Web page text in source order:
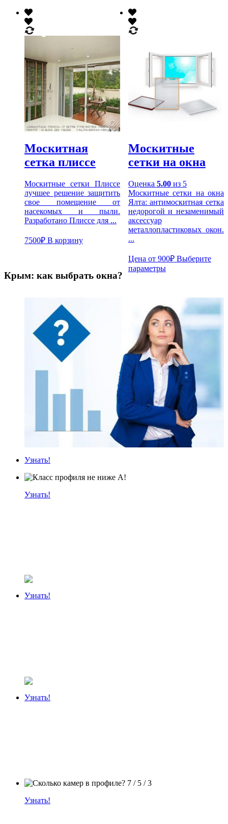
Москитная
сетка плиссе
Москитные сетки Плиссе
лучшее решение защитить
свое помещение от
насекомых и пыли.
Разработано Плиссе для ...
7500₽ В корзину
Москитные
сетки на окна
Оценка 5.00из 5
Москитные сетки на окна
Ялта: антимоскитная сетка
недорогой и незаменимый
аксессуар
металлопластиковых окон.
...
Цена от 900₽ Выберите
параметры
Крым: как выбрать окна?
Узнать!
Узнать!
Узнать!
Узнать!
Узнать!